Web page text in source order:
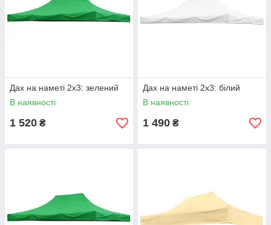
Дах на наметі 2x3: зелений
В наявності
1 520 ₴
Дах на наметі 2x3: білий
В наявності
1 490 ₴